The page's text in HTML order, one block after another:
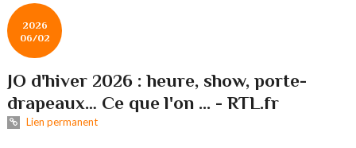
2026
06/02
JO d'hiver 2026 : heure, show, porte-
drapeaux… Ce que l'on ... - RTL.fr
Lien permanent